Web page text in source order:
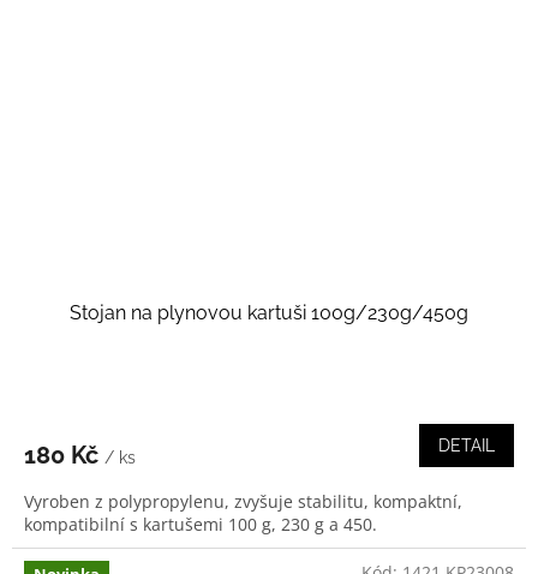
Stojan na plynovou kartuši 100g/230g/450g
180 Kč / ks
DETAIL
Vyroben z polypropylenu, zvyšuje stabilitu, kompaktní,
kompatibilní s kartušemi 100 g, 230 g a 450.